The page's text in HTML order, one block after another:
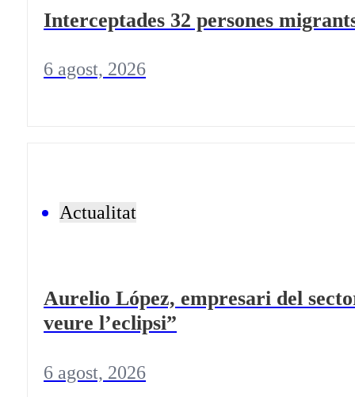
Interceptades 32 persones
6 agost, 2026
Actualitat
Aurelio López, empresari del
veure l’eclipsi”
6 agost, 2026